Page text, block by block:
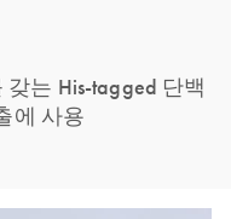
는 His-tagged 단백
에 사용